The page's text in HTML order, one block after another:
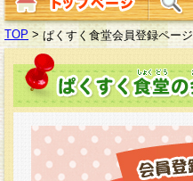
TOP > ぱくすく食堂会員登録ページ